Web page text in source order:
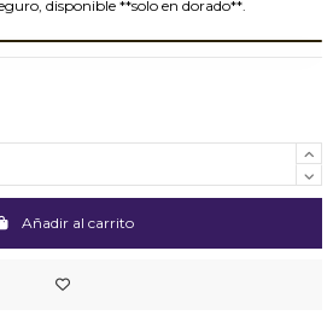
disponible **solo en dorado**.
Añadir al carrito